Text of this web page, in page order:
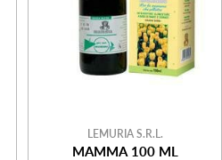
LEMURIA S.R.L.
MAMMA 100 ML